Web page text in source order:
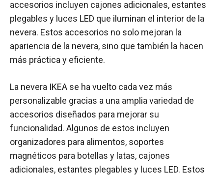
accesorios incluyen cajones adicionales, estantes
plegables y luces LED que iluminan el interior de la
nevera. Estos accesorios no solo mejoran la
apariencia de la nevera, sino que también la hacen
más práctica y eficiente.
La nevera IKEA se ha vuelto cada vez más
personalizable gracias a una amplia variedad de
accesorios diseñados para mejorar su
funcionalidad. Algunos de estos incluyen
organizadores para alimentos, soportes
magnéticos para botellas y latas, cajones
adicionales, estantes plegables y luces LED. Estos